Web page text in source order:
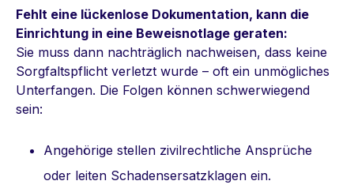
Fehlt eine lückenlose Dokumentation, kann die
Einrichtung in eine Beweisnotlage geraten:
Sie muss dann nachträglich nachweisen, dass keine
Sorgfaltspflicht verletzt wurde – oft ein unmögliches
Unterfangen. Die Folgen können schwerwiegend
sein:
Angehörige stellen zivilrechtliche Ansprüche
oder leiten Schadensersatzklagen ein.